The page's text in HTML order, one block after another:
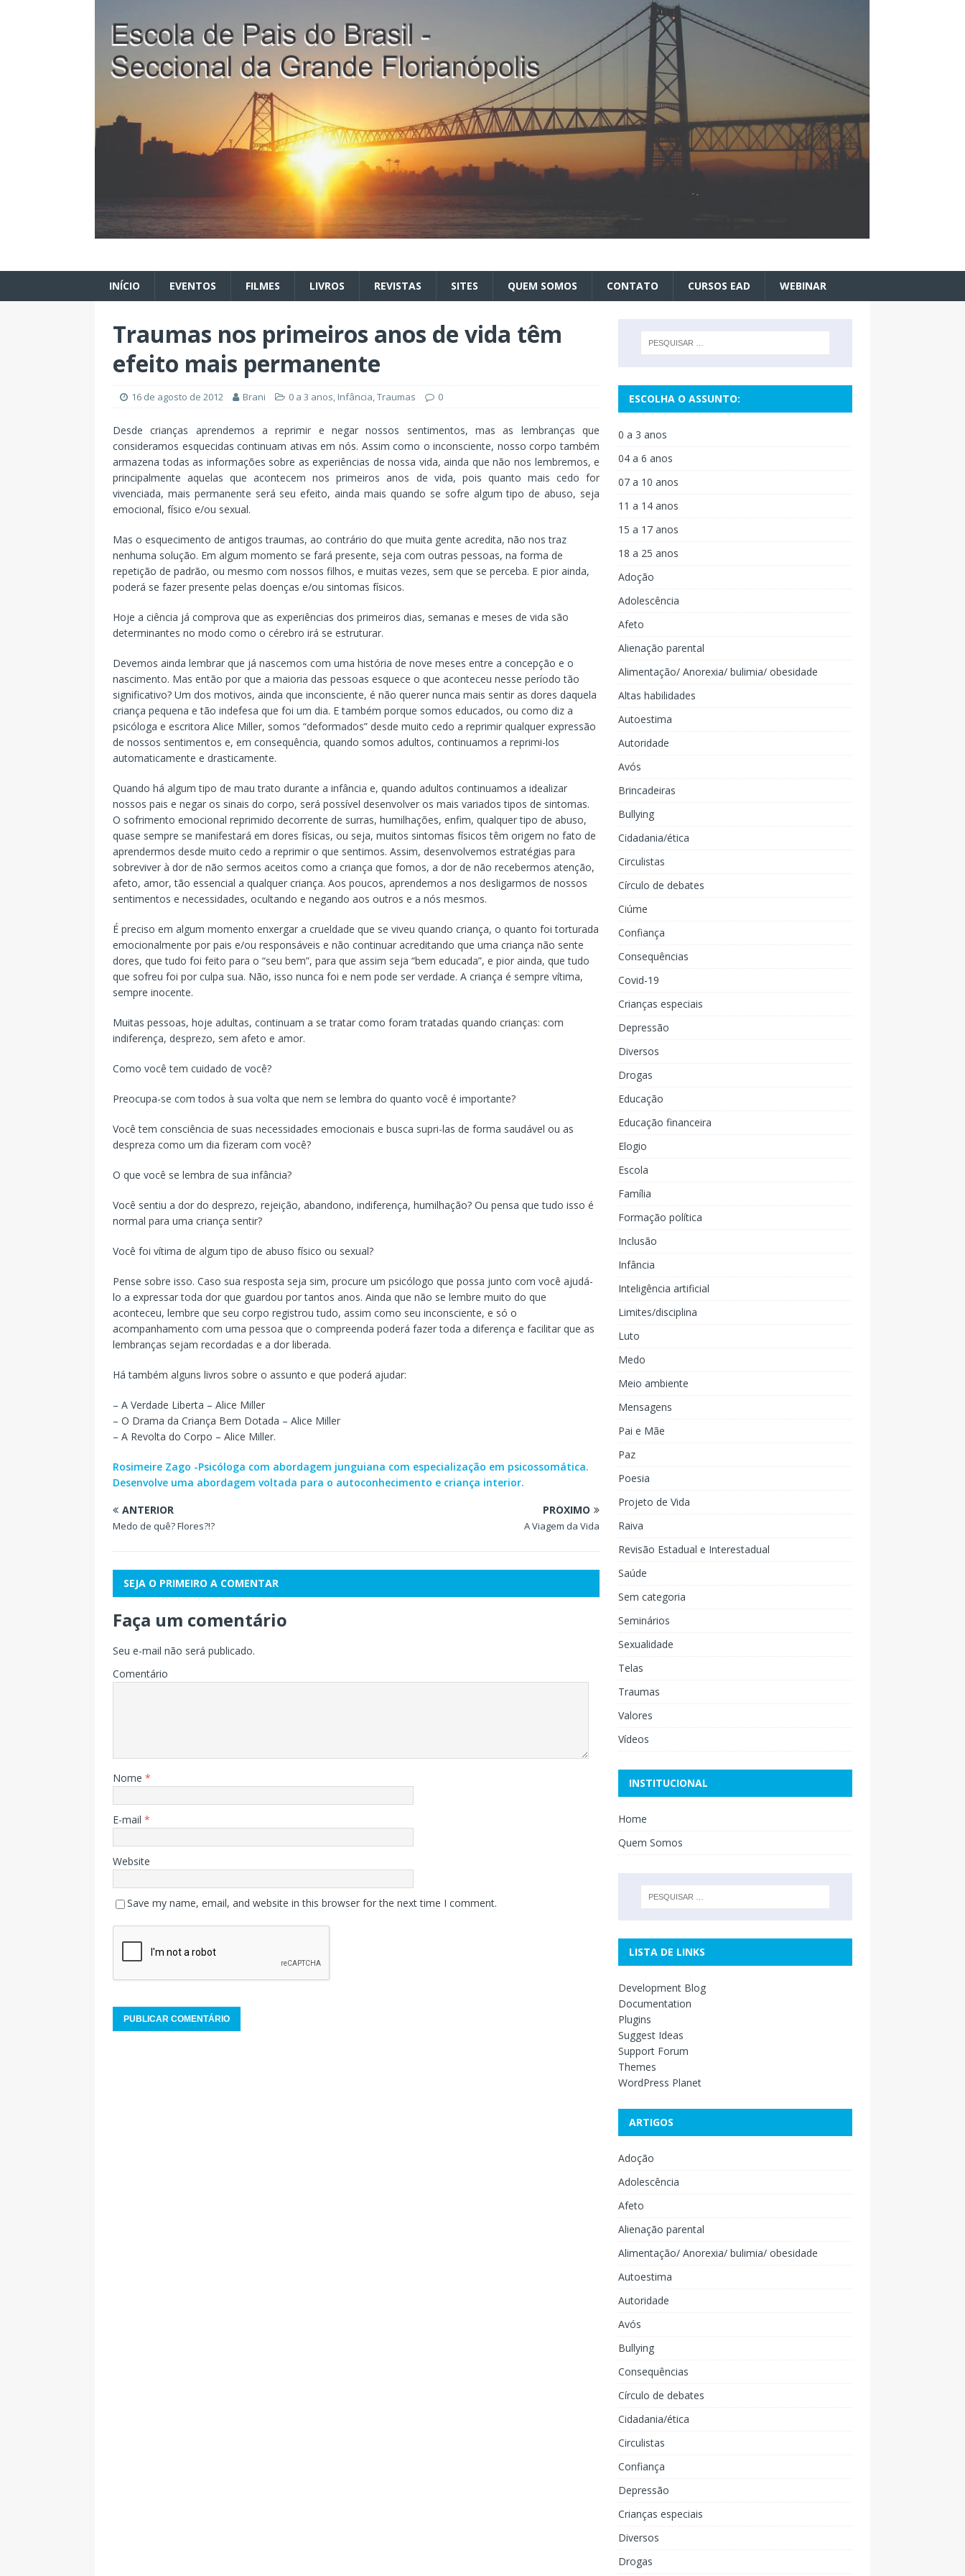
INÍCIO EVENTOS FILMES LIVROS REVISTAS SITES QUEM SOMOS CONTATO CURSOS EAD WEBINAR
Traumas nos primeiros anos de vida têm
efeito mais permanente
16 de agosto de 2012 Brani 0 a 3 anos, Infância,Traumas 0
Desde crianças aprendemos a reprimir e negar nossos sentimentos, mas as lembranças que
consideramos esquecidas continuam ativas em nós. Assim como o inconsciente, nosso corpo também
armazena todas as informações sobre as experiências de nossa vida, ainda que não nos lembremos, e
principalmente aquelas que acontecem nos primeiros anos de vida, pois quanto mais cedo for
vivenciada, mais permanente será seu efeito, ainda mais quando se sofre algum tipo de abuso, seja
emocional, físico e/ou sexual.
Mas o esquecimento de antigos traumas, ao contrário do que muita gente acredita, não nos traz
nenhuma solução. Em algum momento se fará presente, seja com outras pessoas, na forma de
repetição de padrão, ou mesmo com nossos filhos, e muitas vezes, sem que se perceba. E pior ainda,
poderá se fazer presente pelas doenças e/ou sintomas físicos.
Hoje a ciência já comprova que as experiências dos primeiros dias, semanas e meses de vida são
determinantes no modo como o cérebro irá se estruturar.
Devemos ainda lembrar que já nascemos com uma história de nove meses entre a concepção e o
nascimento. Mas então por que a maioria das pessoas esquece o que aconteceu nesse período tão
significativo? Um dos motivos, ainda que inconsciente, é não querer nunca mais sentir as dores daquela
criança pequena e tão indefesa que foi um dia. E também porque somos educados, ou como diz a
psicóloga e escritora Alice Miller, somos “deformados” desde muito cedo a reprimir qualquer expressão
de nossos sentimentos e, em consequência, quando somos adultos, continuamos a reprimi-los
automaticamente e drasticamente.
Quando há algum tipo de mau trato durante a infância e, quando adultos continuamos a idealizar
nossos pais e negar os sinais do corpo, será possível desenvolver os mais variados tipos de sintomas.
O sofrimento emocional reprimido decorrente de surras, humilhações, enfim, qualquer tipo de abuso,
quase sempre se manifestará em dores físicas, ou seja, muitos sintomas físicos têm origem no fato de
aprendermos desde muito cedo a reprimir o que sentimos. Assim, desenvolvemos estratégias para
sobreviver à dor de não sermos aceitos como a criança que fomos, a dor de não recebermos atenção,
afeto, amor, tão essencial a qualquer criança. Aos poucos, aprendemos a nos desligarmos de nossos
sentimentos e necessidades, ocultando e negando aos outros e a nós mesmos.
É preciso em algum momento enxergar a crueldade que se viveu quando criança, o quanto foi torturada
emocionalmente por pais e/ou responsáveis e não continuar acreditando que uma criança não sente
dores, que tudo foi feito para o “seu bem”, para que assim seja “bem educada”, e pior ainda, que tudo
que sofreu foi por culpa sua. Não, isso nunca foi e nem pode ser verdade. A criança é sempre vítima,
sempre inocente.
Muitas pessoas, hoje adultas, continuam a se tratar como foram tratadas quando crianças: com
indiferença, desprezo, sem afeto e amor.
Como você tem cuidado de você?
Preocupa-se com todos à sua volta que nem se lembra do quanto você é importante?
Você tem consciência de suas necessidades emocionais e busca supri-las de forma saudável ou as
despreza como um dia fizeram com você?
O que você se lembra de sua infância?
Você sentiu a dor do desprezo, rejeição, abandono, indiferença, humilhação? Ou pensa que tudo isso é
normal para uma criança sentir?
Você foi vítima de algum tipo de abuso físico ou sexual?
Pense sobre isso. Caso sua resposta seja sim, procure um psicólogo que possa junto com você ajudá-
lo a expressar toda dor que guardou por tantos anos. Ainda que não se lembre muito do que
aconteceu, lembre que seu corpo registrou tudo, assim como seu inconsciente, e só o
acompanhamento com uma pessoa que o compreenda poderá fazer toda a diferença e facilitar que as
lembranças sejam recordadas e a dor liberada.
Há também alguns livros sobre o assunto e que poderá ajudar:
– A Verdade Liberta – Alice Miller
– O Drama da Criança Bem Dotada – Alice Miller
– A Revolta do Corpo – Alice Miller.
Rosimeire Zago -Psicóloga com abordagem junguiana com especialização em psicossomática.
Desenvolve uma abordagem voltada para o autoconhecimento e criança interior.
ANTERIOR
Medo de quê? Flores?!?
PRÓXIMO
A Viagem da Vida
SEJA O PRIMEIRO A COMENTAR
Faça um comentário
Seu e-mail não será publicado.
Comentário
Nome *
E-mail *
Website
Save my name, email, and website in this browser for the next time I comment.
ESCOLHA O ASSUNTO:
0 a 3 anos
04 a 6 anos
07 a 10 anos
11 a 14 anos
15 a 17 anos
18 a 25 anos
Adoção
Adolescência
Afeto
Alienação parental
Alimentação/ Anorexia/ bulimia/ obesidade
Altas habilidades
Autoestima
Autoridade
Avós
Brincadeiras
Bullying
Cidadania/ética
Circulistas
Círculo de debates
Ciúme
Confiança
Consequências
Covid-19
Crianças especiais
Depressão
Diversos
Drogas
Educação
Educação financeira
Elogio
Escola
Família
Formação política
Inclusão
Infância
Inteligência artificial
Limites/disciplina
Luto
Medo
Meio ambiente
Mensagens
Pai e Mãe
Paz
Poesia
Projeto de Vida
Raiva
Revisão Estadual e Interestadual
Saúde
Sem categoria
Seminários
Sexualidade
Telas
Traumas
Valores
Vídeos
INSTITUCIONAL
Home
Quem Somos
LISTA DE LINKS
Development Blog
Documentation
Plugins
Suggest Ideas
Support Forum
Themes
WordPress Planet
ARTIGOS
Adoção
Adolescência
Afeto
Alienação parental
Alimentação/ Anorexia/ bulimia/ obesidade
Autoestima
Autoridade
Avós
Bullying
Consequências
Círculo de debates
Cidadania/ética
Circulistas
Confiança
Depressão
Crianças especiais
Diversos
Drogas